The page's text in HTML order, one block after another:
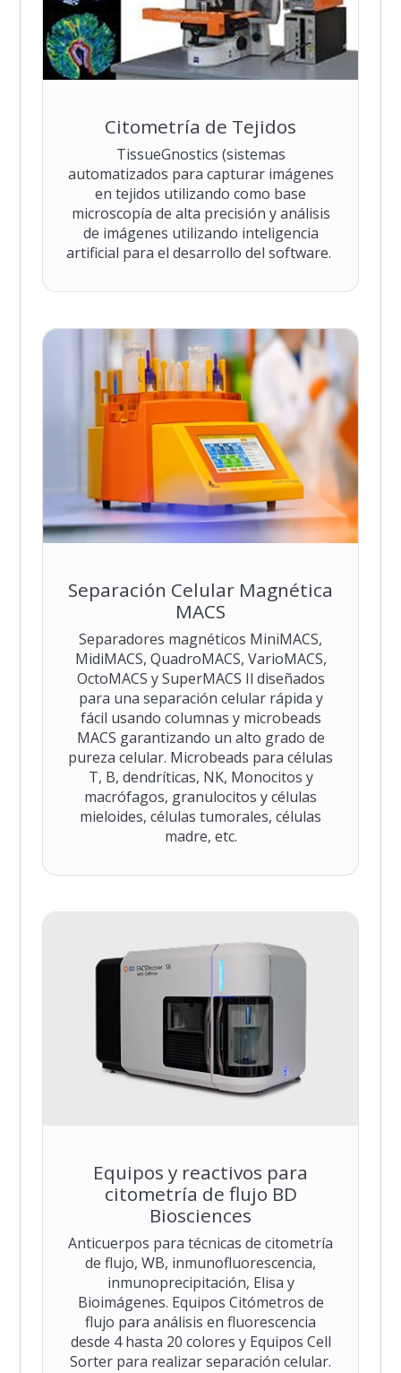
Citometría de Tejidos
TissueGnostics (sistemas
automatizados para capturar imágenes
en tejidos utilizando como base
microscopía de alta precisión y análisis
de imágenes utilizando inteligencia
artificial para el desarrollo del software.
Separación Celular Magnética
MACS
Separadores magnéticos MiniMACS,
MidiMACS, QuadroMACS, VarioMACS,
OctoMACS y SuperMACS Il diseñados
para una separación celular rápida y
fácil usando columnas y microbeads
MACS garantizando un alto grado de
pureza celular. Microbeads para células
T, B, dendríticas, NK, Monocitos y
macrófagos, granulocitos y células
mieloides, células tumorales, células
madre, etc.
Equipos y reactivos para
citometría de flujo BD
Biosciences
Anticuerpos para técnicas de citometría
de flujo, WB, inmunofluorescencia,
inmunoprecipitación, Elisa y
Bioimágenes. Equipos Citómetros de
flujo para análisis en fluorescencia
desde 4 hasta 20 colores y Equipos Cell
Sorter para realizar separación celular.